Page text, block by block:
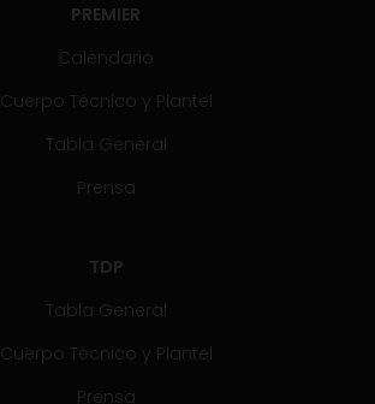
PREMIER
Calendario
Cuerpo Técnico y Plantel
Tabla General
Prensa
TDP
Tabla General
Cuerpo Técnico y Plantel
Prensa